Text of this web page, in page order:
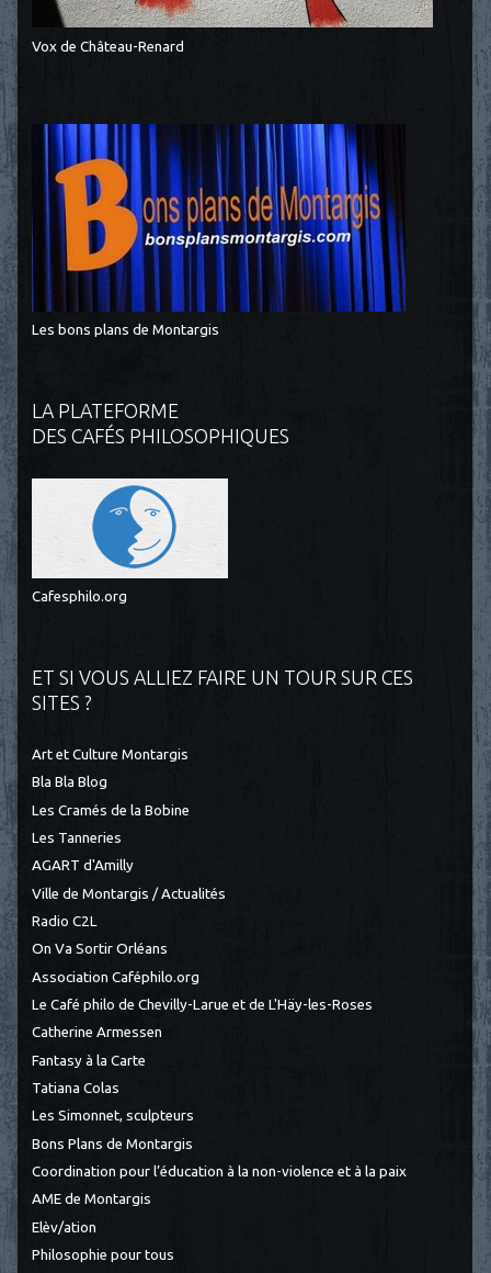
Vox de Château-Renard
Les bons plans de Montargis
LA PLATEFORME
DES CAFÉS PHILOSOPHIQUES
Cafesphilo.org
ET SI VOUS ALLIEZ FAIRE UN TOUR SUR CES
SITES ?
Art et Culture Montargis
Bla Bla Blog
Les Cramés de la Bobine
Les Tanneries
AGART d'Amilly
Ville de Montargis / Actualités
Radio C2L
On Va Sortir Orléans
Association Caféphilo.org
Le Café philo de Chevilly-Larue et de L'Häy-les-Roses
Catherine Armessen
Fantasy à la Carte
Tatiana Colas
Les Simonnet, sculpteurs
Bons Plans de Montargis
Coordination pour l’éducation à la non-violence et à la paix
AME de Montargis
Elèv/ation
Philosophie pour tous